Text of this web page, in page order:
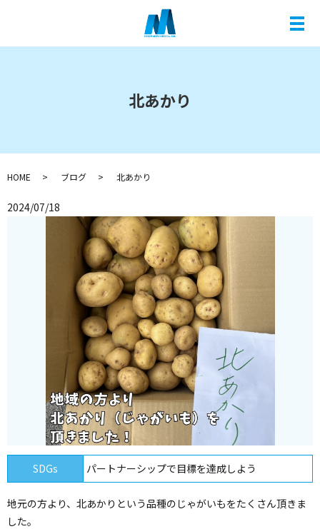
メ
北あかり
HOME ブログ 北あかり
2024/07/18
SDGs パートナーシップで目標を達成しよう
地元の方より、北あかりという品種のじゃがいもをたくさん頂きま
した。